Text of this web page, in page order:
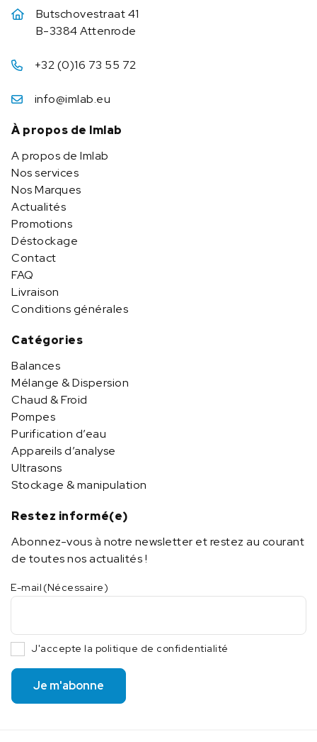
Butschovestraat 41
B-3384 Attenrode
+32 (0)16 73 55 72
info@imlab.eu
À propos de Imlab
A propos de Imlab
Nos services
Nos Marques
Actualités
Promotions
Déstockage
Contact
FAQ
Livraison
Conditions générales
Catégories
Balances
Mélange & Dispersion
Chaud & Froid
Pompes
Purification d’eau
Appareils d’analyse
Ultrasons
Stockage & manipulation
Restez informé(e)
Abonnez-vous à notre newsletter et restez au courant
de toutes nos actualités !
E-mail (Nécessaire)
J'accepte la politique de confidentialité
Je m'abonne